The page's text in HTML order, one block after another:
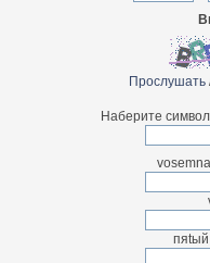
Прослушать
Наберите
пяtый